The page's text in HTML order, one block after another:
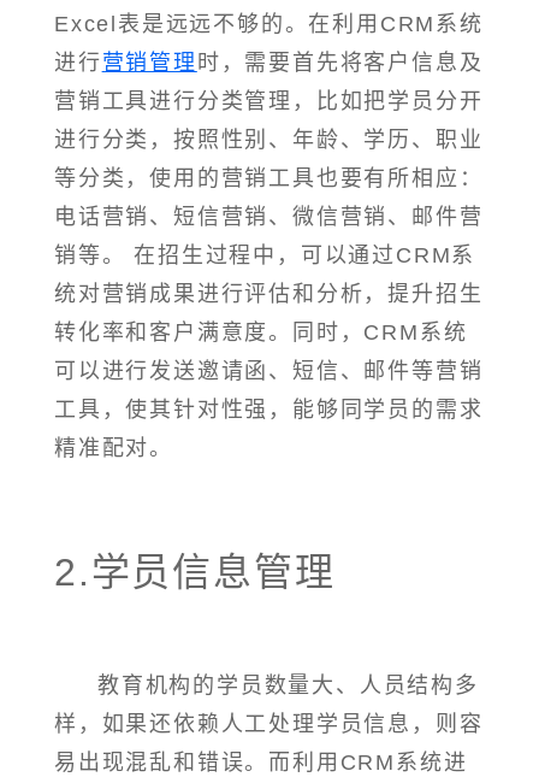
Excel表是远远不够的。在利用CRM系统
进行营销管理时，需要首先将客户信息及
营销工具进行分类管理，比如把学员分开
进行分类，按照性别、年龄、学历、职业
等分类，使用的营销工具也要有所相应：
电话营销、短信营销、微信营销、邮件营
销等。 在招生过程中，可以通过CRM系
统对营销成果进行评估和分析，提升招生
转化率和客户满意度。同时，CRM系统
可以进行发送邀请函、短信、邮件等营销
工具，使其针对性强，能够同学员的需求
精准配对。
2.学员信息管理
教育机构的学员数量大、人员结构多
样，如果还依赖人工处理学员信息，则容
易出现混乱和错误。而利用CRM系统进